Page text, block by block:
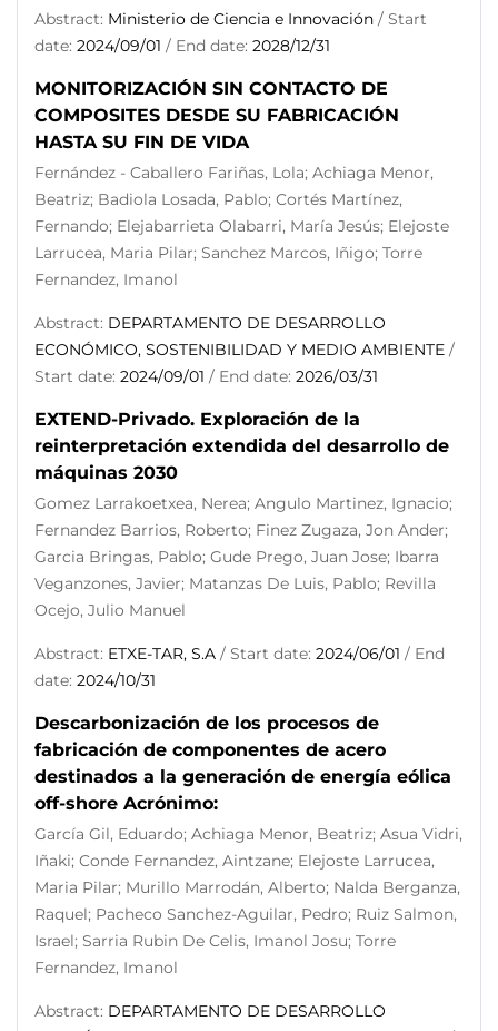
Abstract: Ministerio de Ciencia e Innovación / Start
date: 2024/09/01 / End date: 2028/12/31
MONITORIZACIÓN SIN CONTACTO DE
COMPOSITES DESDE SU FABRICACIÓN
HASTA SU FIN DE VIDA
Fernández - Caballero Fariñas, Lola; Achiaga Menor,
Beatriz; Badiola Losada, Pablo; Cortés Martínez,
Fernando; Elejabarrieta Olabarri, María Jesús; Elejoste
Larrucea, Maria Pilar; Sanchez Marcos, Iñigo; Torre
Fernandez, Imanol
Abstract: DEPARTAMENTO DE DESARROLLO
ECONÓMICO, SOSTENIBILIDAD Y MEDIO AMBIENTE /
Start date: 2024/09/01 / End date: 2026/03/31
EXTEND-Privado. Exploración de la
reinterpretación extendida del desarrollo de
máquinas 2030
Gomez Larrakoetxea, Nerea; Angulo Martinez, Ignacio;
Fernandez Barrios, Roberto; Finez Zugaza, Jon Ander;
Garcia Bringas, Pablo; Gude Prego, Juan Jose; Ibarra
Veganzones, Javier; Matanzas De Luis, Pablo; Revilla
Ocejo, Julio Manuel
Abstract: ETXE-TAR, S.A / Start date: 2024/06/01 / End
date: 2024/10/31
Descarbonización de los procesos de
fabricación de componentes de acero
destinados a la generación de energía eólica
off-shore Acrónimo:
García Gil, Eduardo; Achiaga Menor, Beatriz; Asua Vidri,
Iñaki; Conde Fernandez, Aintzane; Elejoste Larrucea,
Maria Pilar; Murillo Marrodán, Alberto; Nalda Berganza,
Raquel; Pacheco Sanchez-Aguilar, Pedro; Ruiz Salmon,
Israel; Sarria Rubin De Celis, Imanol Josu; Torre
Fernandez, Imanol
Abstract: DEPARTAMENTO DE DESARROLLO